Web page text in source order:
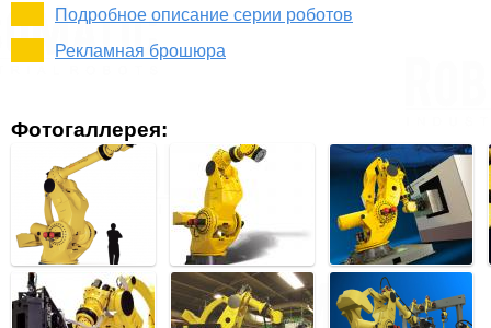
Подробное описание серии роботов
Рекламная брошюра
Фотогаллерея: